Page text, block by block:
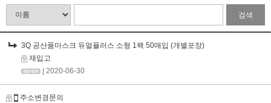
검색
3Q 공산품마스크 듀얼플러스 소형 1팩 50매입 (개별포장)
재입고
| 2020-06-30
주소변경문의